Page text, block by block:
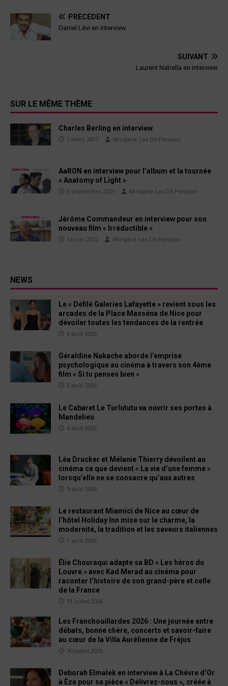
PRÉCÉDENT
Daniel Lévi en interview
SUIVANT
Laurent Natrella en interview
SUR LE MÊME THÈME
Charles Berling en interview
1 mars 2017 Morgane Las Dit Peisson
AaRON en interview pour l’album et la tournée
« Anatomy of Light »
5 septembre 2021 Morgane Las Dit Peisson
Jérôme Commandeur en interview pour son
nouveau film « Irréductible »
14 juin 2022 Morgane Las Dit Peisson
NEWS
Le « Défilé Galeries Lafayette » revient sous les
arcades de la Place Masséna de Nice pour
dévoiler toutes les tendances de la rentrée
6 août 2026
Géraldine Nakache aborde l’emprise
psychologique au cinéma à travers son 4ème
film « Si tu penses bien »
5 août 2026
Le Cabaret Le Turlututu va ouvrir ses portes à
Mandelieu
4 août 2026
Léa Drucker et Mélanie Thierry dévoilent au
cinéma ce que devient « La vie d’une femme »
lorsqu’elle ne se consacre qu’aux autres
3 août 2026
Le restaurant Miamici de Nice au cœur de
l’hôtel Holiday Inn mise sur le charme, la
modernité, la tradition et les saveurs italiennes
1 août 2026
Élie Chouraqui adapte sa BD « Les héros du
Louvre » avec Kad Merad au cinéma pour
raconter l’histoire de son grand-père et celle
de la France
31 juillet 2026
Les Franchouillardes 2026 : Une journée entre
débats, bonne chère, concerts et savoir-faire
au cœur de la Villa Aurélienne de Fréjus
30 juillet 2026
Deborah Elmalek en interview à La Chèvre d’Or
à Èze pour sa pièce « Délivrez-nous », créée à